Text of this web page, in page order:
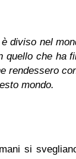
diviso nel
quello che ha
rendessero
mondo.
si